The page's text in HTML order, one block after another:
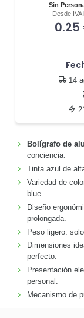
Sin
Desde IVA
0.25
14
Bolígrafo de
conciencia.
Tinta azul de
Variedad de
blue.
Diseño
prolongada.
Peso ligero: solo
Dimensiones
perfecto.
Presentación
personal.
Mecanismo de